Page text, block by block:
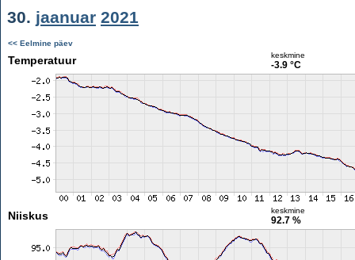
30. jaanuar 2021
<< Eelmine päev
Temperatuur keskmine
-3.9 °C
Niiskus keskmine
92.7 %